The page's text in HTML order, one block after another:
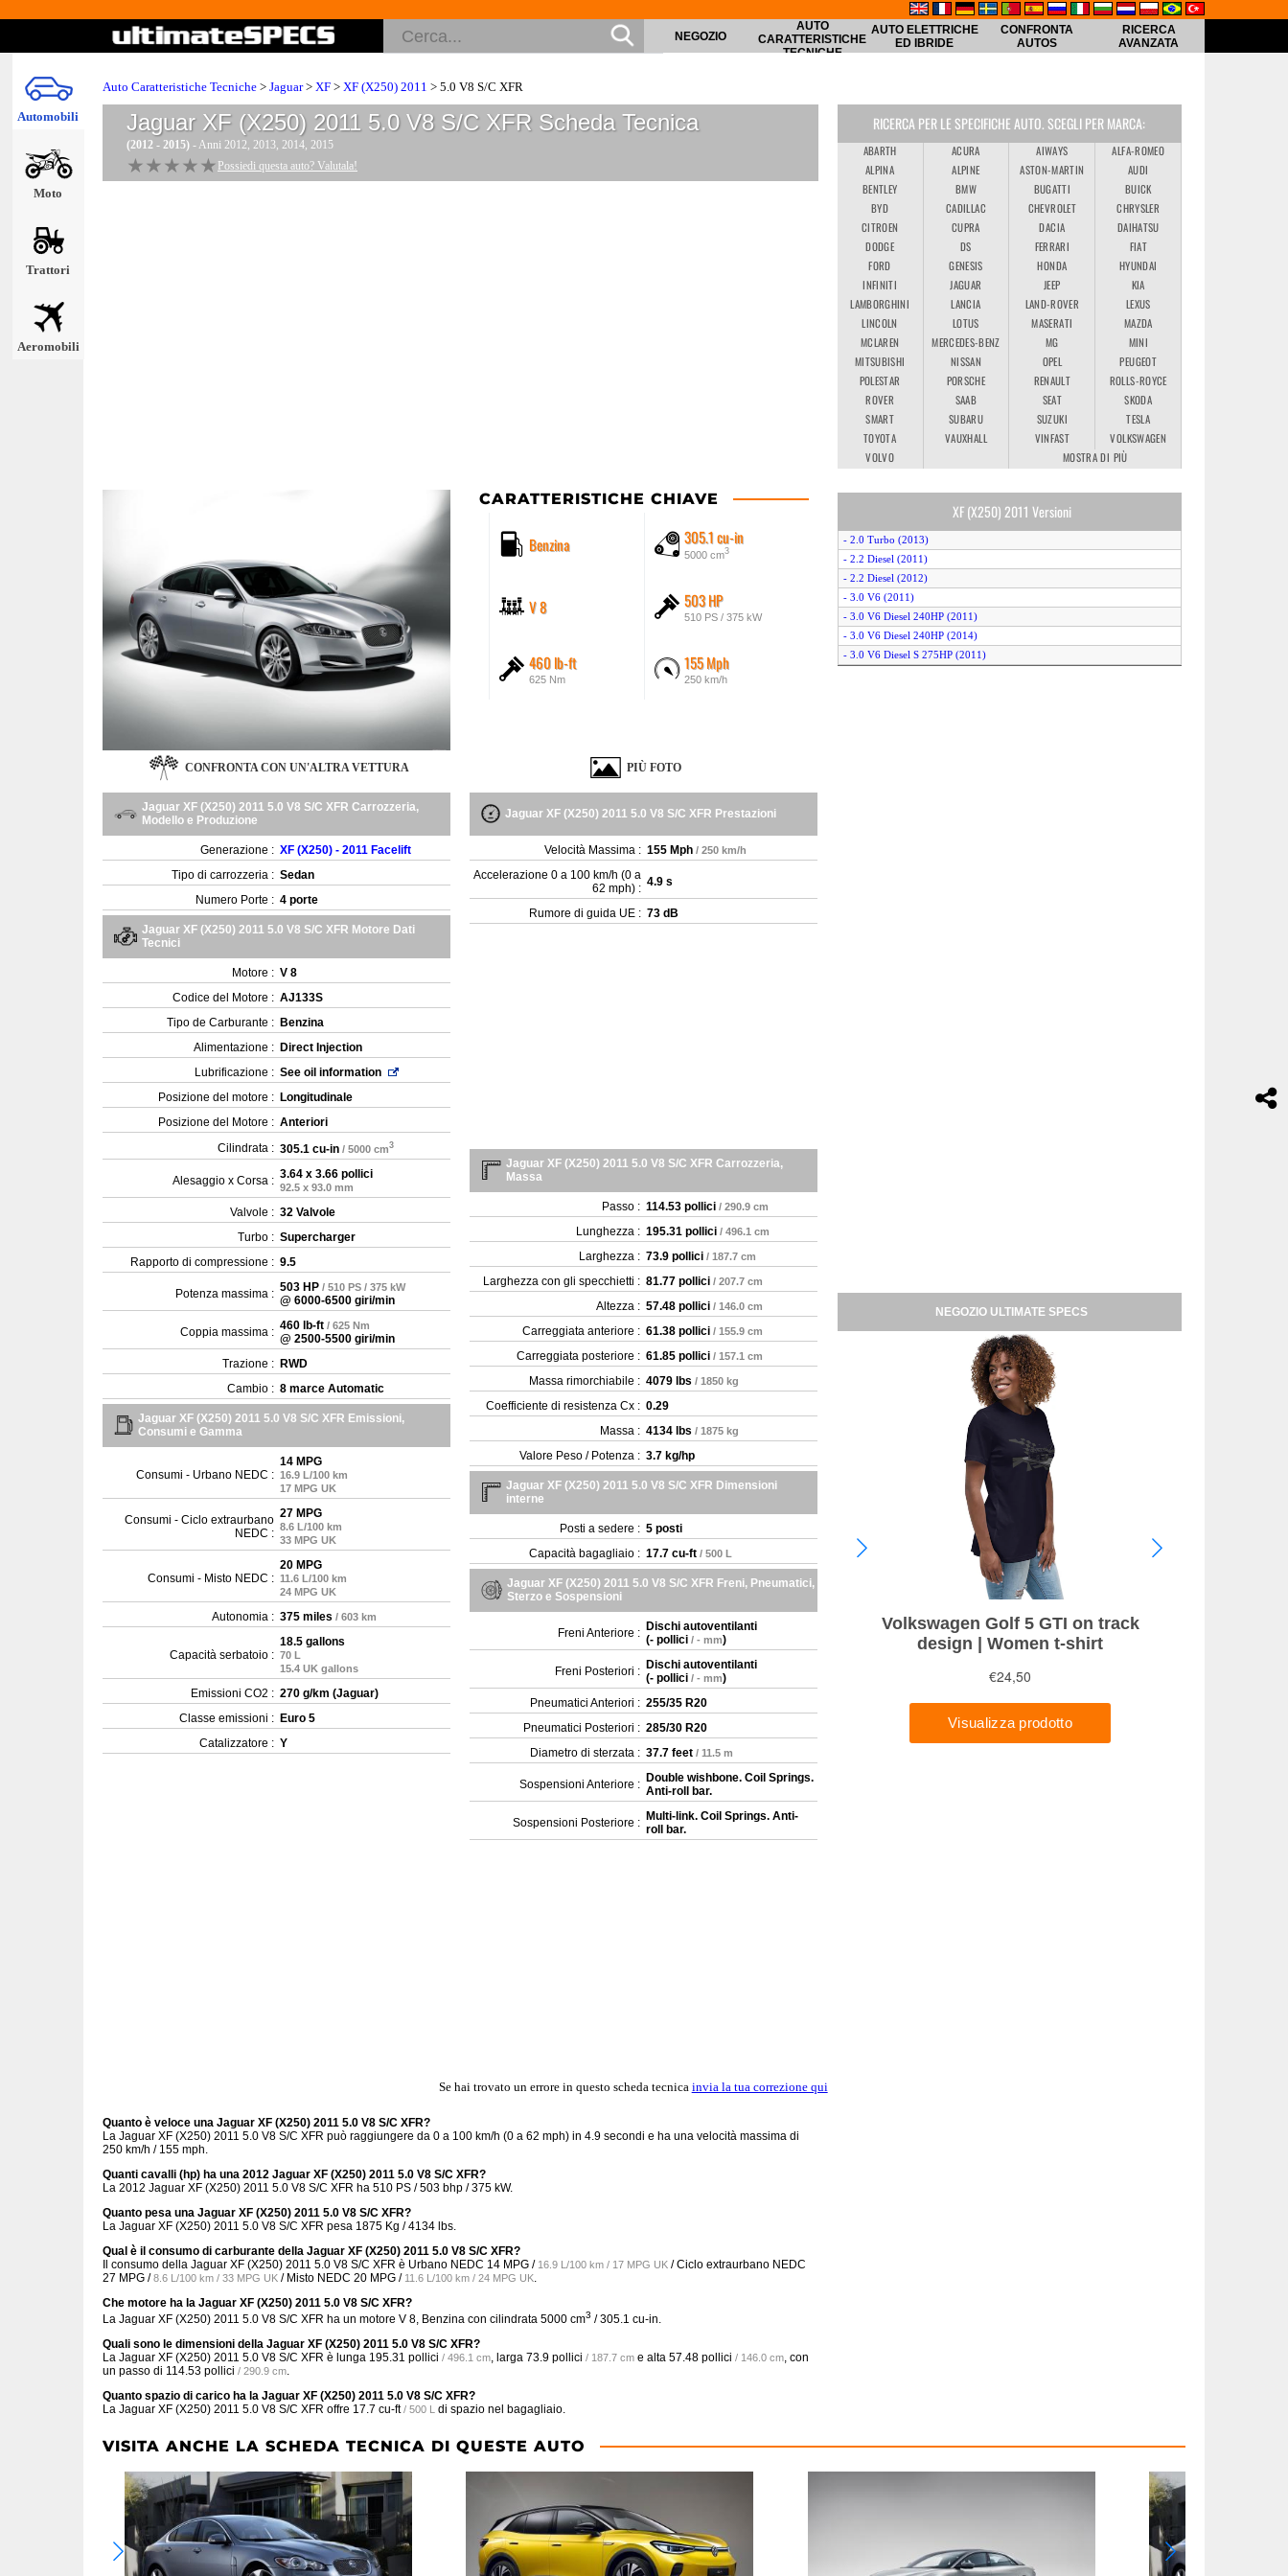
Automobili
Moto
Trattori
Aeromobili
NEGOZIO
AUTO
CARATTERISTICHE
TECNICHE
AUTO ELETTRICHE
ED IBRIDE
CONFRONTA
AUTOS
RICERCA
AVANZATA
Auto Caratteristiche Tecniche > Jaguar> XF > XF (X250) 2011 > 5.0 V8 S/C XFR
Jaguar XF (X250) 2011 5.0 V8 S/C XFR Scheda Tecnica
(2012 - 2015) - Anni 2012, 2013, 2014, 2015
★★★★★
★★★★★ Possiedi questa auto? Valutala!
CARATTERISTICHE CHIAVE
Benzina 305.1 cu-in
5000 cm3
V 8 503 HP
510 PS / 375 kW
460 lb-ft
625 Nm
155 Mph
250 km/h
CONFRONTA CON UN'ALTRA VETTURA PIÙ FOTO
Jaguar XF (X250) 2011 5.0 V8 S/C XFR Carrozzeria,
Modello e Produzione
Generazione : XF (X250) - 2011 Facelift
Tipo di carrozzeria : Sedan
Numero Porte : 4 porte
Jaguar XF (X250) 2011 5.0 V8 S/C XFR Motore Dati
Tecnici
Motore : V 8
Codice del Motore : AJ133S
Tipo de Carburante : Benzina
Alimentazione : Direct Injection
Lubrificazione : See oil information
Posizione del motore : Longitudinale
Posizione del Motore : Anteriori
Cilindrata : 305.1 cu-in / 5000 cm3
Alesaggio x Corsa : 3.64 x 3.66 pollici
92.5 x 93.0 mm
Valvole : 32 Valvole
Turbo : Supercharger
Rapporto di compressione : 9.5
Potenza massima : 503 HP / 510 PS / 375 kW
@ 6000-6500 giri/min
Coppia massima : 460 lb-ft / 625 Nm
@ 2500-5500 giri/min
Trazione : RWD
Cambio : 8 marce Automatic
Jaguar XF (X250) 2011 5.0 V8 S/C XFR Emissioni,
Consumi e Gamma
Consumi - Urbano NEDC :
14 MPG
16.9 L/100 km
17 MPG UK
Consumi - Ciclo extraurbano
NEDC :
27 MPG
8.6 L/100 km
33 MPG UK
Consumi - Misto NEDC :
20 MPG
11.6 L/100 km
24 MPG UK
Autonomia : 375 miles / 603 km
Capacità serbatoio :
18.5 gallons
70 L
15.4 UK gallons
Emissioni CO2 : 270 g/km (Jaguar)
Classe emissioni : Euro 5
Catalizzatore : Y
Jaguar XF (X250) 2011 5.0 V8 S/C XFR Prestazioni
Velocità Massima : 155 Mph / 250 km/h
Accelerazione 0 a 100 km/h (0 a
62 mph) : 4.9 s
Rumore di guida UE : 73 dB
Jaguar XF (X250) 2011 5.0 V8 S/C XFR Carrozzeria,
Massa
Passo : 114.53 pollici / 290.9 cm
Lunghezza : 195.31 pollici / 496.1 cm
Larghezza : 73.9 pollici / 187.7 cm
Larghezza con gli specchietti : 81.77 pollici / 207.7 cm
Altezza : 57.48 pollici / 146.0 cm
Carreggiata anteriore : 61.38 pollici / 155.9 cm
Carreggiata posteriore : 61.85 pollici / 157.1 cm
Massa rimorchiabile : 4079 lbs / 1850 kg
Coefficiente di resistenza Cx : 0.29
Massa : 4134 lbs / 1875 kg
Valore Peso / Potenza : 3.7 kg/hp
Jaguar XF (X250) 2011 5.0 V8 S/C XFR Dimensioni
interne
Posti a sedere : 5 posti
Capacità bagagliaio : 17.7 cu-ft / 500 L
Jaguar XF (X250) 2011 5.0 V8 S/C XFR Freni, Pneumatici,
Sterzo e Sospensioni
Freni Anteriore : Dischi autoventilanti
(- pollici / - mm)
Freni Posteriori : Dischi autoventilanti
(- pollici / - mm)
Pneumatici Anteriori : 255/35 R20
Pneumatici Posteriori : 285/30 R20
Diametro di sterzata : 37.7 feet / 11.5 m
Sospensioni Anteriore : Double wishbone. Coil Springs.
Anti-roll bar.
Sospensioni Posteriore : Multi-link. Coil Springs. Anti-
roll bar.
Se hai trovato un errore in questo scheda tecnica invia la tua correzione qui
Quanto è veloce una Jaguar XF (X250) 2011 5.0 V8 S/C XFR?
La Jaguar XF (X250) 2011 5.0 V8 S/C XFR può raggiungere da 0 a 100 km/h (0 a 62 mph) in 4.9 secondi e ha una velocità massima di
250 km/h / 155 mph.
Quanti cavalli (hp) ha una 2012 Jaguar XF (X250) 2011 5.0 V8 S/C XFR?
La 2012 Jaguar XF (X250) 2011 5.0 V8 S/C XFR ha 510 PS / 503 bhp / 375 kW.
Quanto pesa una Jaguar XF (X250) 2011 5.0 V8 S/C XFR?
La Jaguar XF (X250) 2011 5.0 V8 S/C XFR pesa 1875 Kg / 4134 lbs.
Qual è il consumo di carburante della Jaguar XF (X250) 2011 5.0 V8 S/C XFR?
Il consumo della Jaguar XF (X250) 2011 5.0 V8 S/C XFR è Urbano NEDC 14 MPG / 16.9 L/100 km / 17 MPG UK / Ciclo extraurbano NEDC
27 MPG /8.6 L/100 km / 33 MPG UK / Misto NEDC 20 MPG / 11.6 L/100 km / 24 MPG UK.
Che motore ha la Jaguar XF (X250) 2011 5.0 V8 S/C XFR?
La Jaguar XF (X250) 2011 5.0 V8 S/C XFR ha un motore V 8, Benzina con cilindrata 5000 cm3 / 305.1 cu-in.
Quali sono le dimensioni della Jaguar XF (X250) 2011 5.0 V8 S/C XFR?
La Jaguar XF (X250) 2011 5.0 V8 S/C XFR è lunga 195.31 pollici / 496.1 cm, larga 73.9 pollici / 187.7 cm e alta 57.48 pollici / 146.0 cm, con
un passo di 114.53 pollici / 290.9 cm.
Quanto spazio di carico ha la Jaguar XF (X250) 2011 5.0 V8 S/C XFR?
La Jaguar XF (X250) 2011 5.0 V8 S/C XFR offre 17.7 cu-ft / 500 L di spazio nel bagagliaio.
RICERCA PER LE SPECIFICHE AUTO. SCEGLI PER MARCA:
ABARTH ACURA AIWAYS
ALFA-ROMEO
ALPINA
ALPINE ASTON-MARTIN
AUDI
BENTLEY
BMW BUGATTI
BUICK
BYD
CADILLAC CHEVROLET
CHRYSLER
CITROEN
CUPRA DACIA
DAIHATSU
DODGE
DS FERRARI
FIAT
FORD
GENESIS HONDA
HYUNDAI
INFINITI
JAGUAR JEEP
KIA
LAMBORGHINI
LANCIA LAND-ROVER
LEXUS
LINCOLN
LOTUS MASERATI
MAZDA
MCLAREN
MERCEDES-BENZ MG
MINI
MITSUBISHI
NISSAN OPEL
PEUGEOT
POLESTAR
PORSCHE RENAULT
ROLLS-ROYCE
ROVER
SAAB SEAT
SKODA
SMART
SUBARU SUZUKI
TESLA
TOYOTA
VAUXHALL VINFAST
VOLKSWAGEN
VOLVO
MOSTRA DI PIÙ
XF (X250) 2011 Versioni
- 2.0 Turbo (2013)
- 2.2 Diesel (2011)
- 2.2 Diesel (2012)
- 3.0 V6 (2011)
- 3.0 V6 Diesel 240HP (2011)
- 3.0 V6 Diesel 240HP (2014)
- 3.0 V6 Diesel S 275HP (2011)
NEGOZIO ULTIMATE SPECS
VISITA ANCHE LA SCHEDA TECNICA DI QUESTE AUTO